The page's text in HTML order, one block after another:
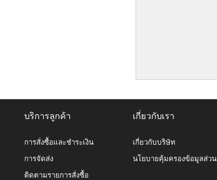
บริการลูกค้า
การสั่งซื้อและชำระเงิน
การจัดส่ง
ติดตามรายการสั่งซื้อ
เกี่ยวกับเรา
เกี่ยวกับบริษัท
นโยบายคุ้มครองข้อมูลส่ว